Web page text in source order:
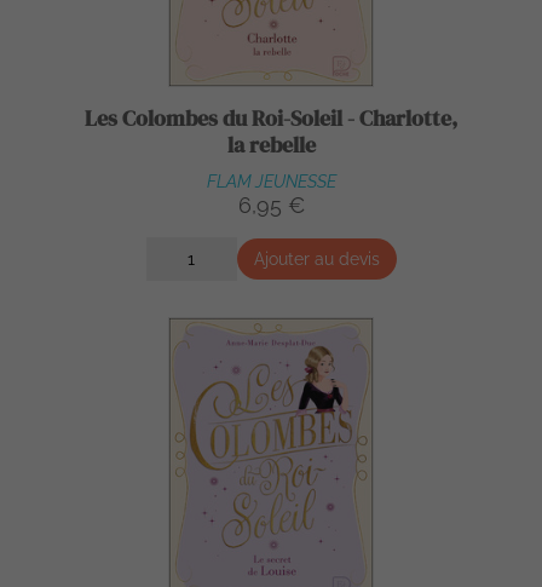
Les Colombes du Roi-Soleil - Charlotte,
la rebelle
FLAM JEUNESSE
6,95 €
Ajouter au devis